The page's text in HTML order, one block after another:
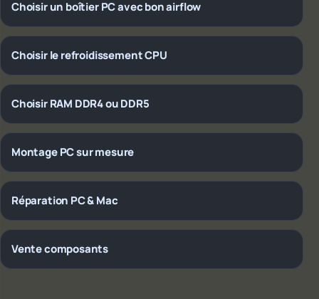
Choisir un boîtier PC avec bon airflow
Choisir le refroidissement CPU
Choisir RAM DDR4 ou DDR5
Montage PC sur mesure
Réparation PC & Mac
Vente composants